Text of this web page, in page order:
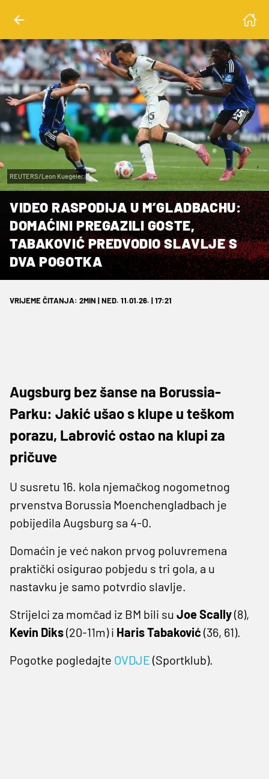
REUTERS/Leon Kuegeler
VIDEO RASPODIJA U M’GLADBACHU:
DOMAĆINI PREGAZILI GOSTE,
TABAKOVIĆ PREDVODIO SLAVLJE S
DVA POGOTKA
VRIJEME ČITANJA: 2MIN | NED. 11.01.26. | 17:21
Augsburg bez šanse na Borussia-
Parku: Jakić ušao s klupe u teškom
porazu, Labrović ostao na klupi za
pričuve
U susretu 16. kola njemačkog nogometnog
prvenstva Borussia Moenchengladbach je
pobijedila Augsburg sa 4-0.
Domaćin je već nakon prvog poluvremena
praktički osigurao pobjedu s tri gola, a u
nastavku je samo potvrdio slavlje.
Strijelci za momčad iz BM bili su Joe Scally(8),
Kevin Diks(20-11m) i Haris Tabaković (36, 61).
Pogotke pogledajte OVDJE (Sportklub).